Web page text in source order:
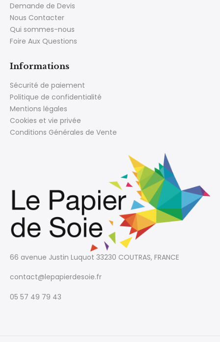
Demande de Devis
Nous Contacter
Qui sommes-nous
Foire Aux Questions
Informations
Sécurité de paiement
Politique de confidentialité
Mentions légales
Cookies et vie privée
Conditions Générales de Vente
66 avenue Justin Luquot 33230 COUTRAS, FRANCE
contact@lepapierdesoie.fr
05 57 49 79 43